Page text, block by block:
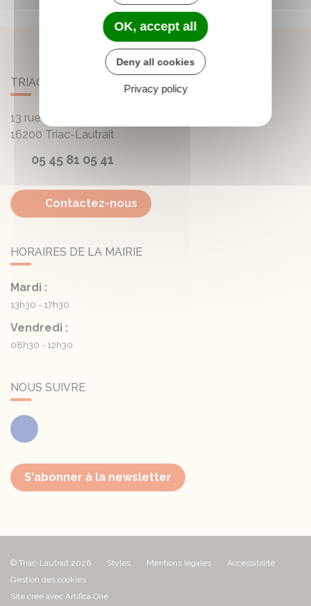
TRIAC-LAUTRAIT
13 rue de la Mairie - Lautrait
16200 Triac-Lautrait
05 45 81 05 41
Contactez-nous
HORAIRES DE LA MAIRIE
Mardi :
13h30 - 17h30
Vendredi :
08h30 - 12h30
NOUS SUIVRE
Facebook
S'abonner à la newsletter
© Triac-Lautrait 2026 Styles Mentions légales
Accessibilité
Gestion des cookies
Site créé avec Artifica One
OK, accept all
Deny all cookies
Privacy policy